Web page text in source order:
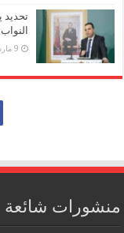
النواب
9 مارس، 2026
منشورات شائعة